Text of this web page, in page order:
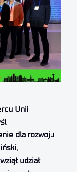
Unii
dla rozwoju
udział